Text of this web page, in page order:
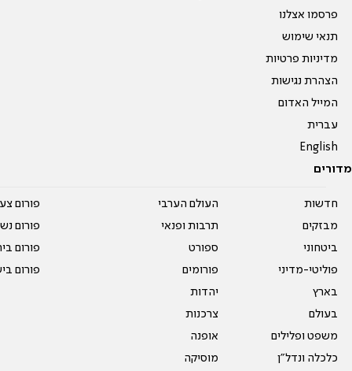
פרסמו אצלנו
תנאי שימוש
מדיניות פרטיות
הצהרת נגישות
המייל האדום
עברית
English
מדורים
חדשות
מבזקים
ביטחוני
פוליטי-מדיני
בארץ
בעולם
משפט ופלילים
כלכלה ונדל"ן
העולם הערבי
תרבות ופנאי
ספורט
פורומים
יהדות
צרכנות
אופנה
מוסיקה
פורום
פורום
פורום
פורום